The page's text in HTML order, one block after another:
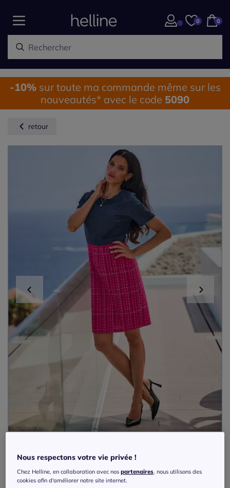
0 0
-10%sur toute ma commande même sur les
nouveautés* avec le code 5090
retour
Robe crayon à manches courtes avec
empiècement en denim
Réf : 427.685.008 4/5
Nous respectons votre vie privée !
Chez Helline, en collaboration avec nospartenaires, nous utilisons des
cookies afin d'améliorer notre site internet.